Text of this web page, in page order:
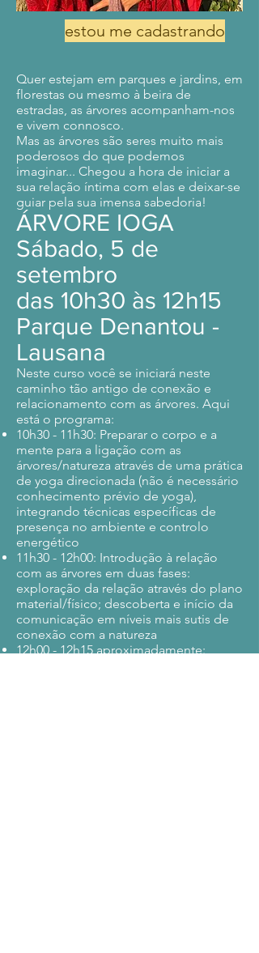
estou me cadastrando
Quer estejam em parques e jardins, em
florestas ou mesmo à beira de
estradas, as árvores acompanham-nos
e vivem connosco.
Mas as árvores são seres muito mais
poderosos do que podemos
imaginar... Chegou a hora de iniciar a
sua relação íntima com elas e deixar-se
guiar pela sua imensa sabedoria!
ÁRVORE IOGA
Sábado, 5 de
setembro
das 10h30 às 12h15
Parque Denantou -
Lausana
Neste curso você se iniciará neste
caminho tão antigo de conexão e
relacionamento com as árvores. Aqui
está o programa:
10h30 - 11h30: Preparar o corpo e a
mente para a ligação com as
árvores/natureza através de uma prática
de yoga direcionada (não é necessário
conhecimento prévio de yoga),
integrando técnicas específicas de
presença no ambiente e controlo
energético
11h30 - 12h00: Introdução à relação
com as árvores em duas fases:
exploração da relação através do plano
material/físico; descoberta e início da
comunicação em níveis mais sutis de
conexão com a natureza
12h00 - 12h15 aproximadamente: